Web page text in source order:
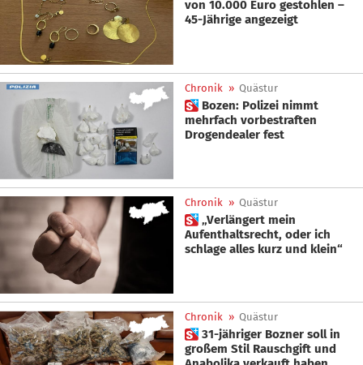
von 10.000 Euro gestohlen –
45-Jährige angezeigt
Chronik » Quästur
 Bozen: Polizei nimmt
mehrfach vorbestraften
Drogendealer fest
Chronik » Quästur
 „Verlängert mein
Aufenthaltsrecht, oder ich
schlage alles kurz und klein“
Chronik » Quästur
 31-jähriger Bozner soll in
großem Stil Rauschgift und